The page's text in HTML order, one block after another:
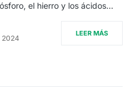
el hierro y los ácidos…
2024
LEER MÁS